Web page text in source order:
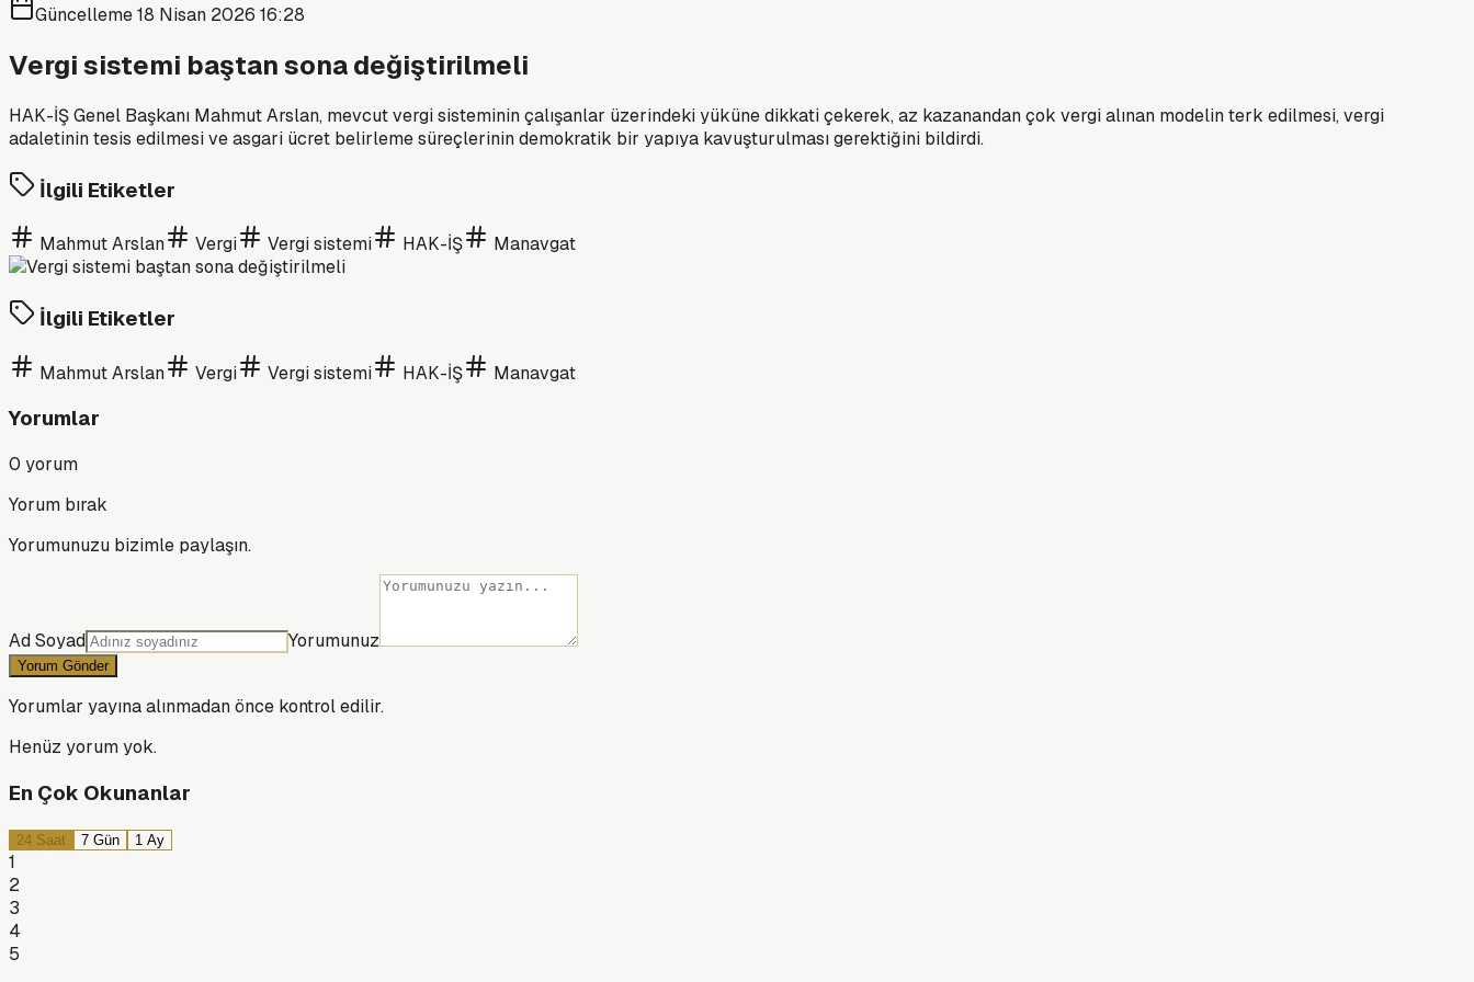
Güncelleme18 Nisan 2026 16:28
Vergi sistemi baştan sona değiştirilmeli
HAK-İŞ Genel Başkanı Mahmut Arslan, mevcut vergi sisteminin çalışanlar üzerindeki yüküne dikkati çekerek, az kazanandan çok vergi alınan modelin terk edilmesi, vergi
adaletinin tesis edilmesi ve asgari ücret belirleme süreçlerinin demokratik bir yapıya kavuşturulması gerektiğini bildirdi.
İlgili Etiketler
Mahmut Arslan Vergi Vergi sistemi HAK-İŞ Manavgat
İlgili Etiketler
Mahmut Arslan Vergi Vergi sistemi HAK-İŞ Manavgat
Yorumlar
0 yorum
Yorum bırak
Yorumunuzu bizimle paylaşın.
Ad Soyad Yorumunuz
Yorum Gönder
Yorumlar yayına alınmadan önce kontrol edilir.
Henüz yorum yok.
En Çok Okunanlar
24 Saat 7 Gün 1 Ay
1
2
3
4
5